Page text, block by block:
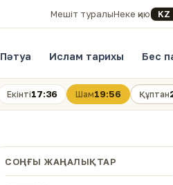
Мешіт туралыНеке қию KZ
Пәтуа Ислам тарихы Бес
Екінті17:36 Шам19:56 Құптан
СОҢҒЫ ЖАҢАЛЫҚТАР